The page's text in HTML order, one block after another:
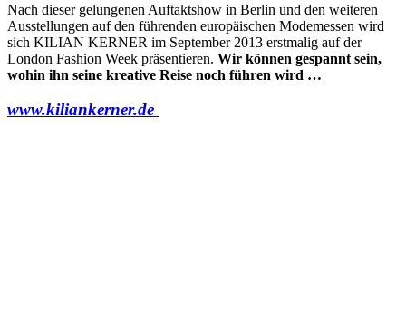
Nach dieser gelungenen Auftaktshow in Berlin und den weiteren
Ausstellungen auf den führenden europäischen Modemessen wird
sich KILIAN KERNER im September 2013 erstmalig auf der
London Fashion Week präsentieren. Wir können gespannt sein,
wohin ihn seine kreative Reise noch führen wird …
www.kiliankerner.de